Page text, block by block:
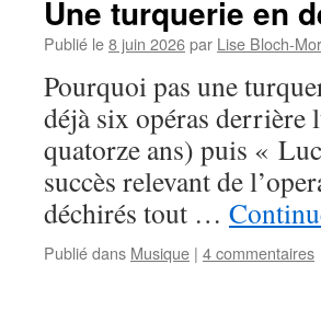
Une turquerie en
Publié le8 juin 2026par Lise Bloch-
Pourquoi pas une
déjà six opéras
quatorze ans) puis «
succès relevant de
déchirés tout …
Publié dans Musique | 4 commentaires